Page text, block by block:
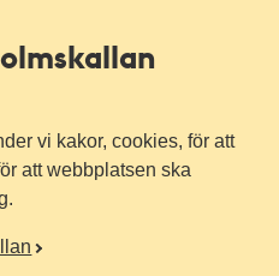
vi kakor, cookies, för att
att webbplatsen ska